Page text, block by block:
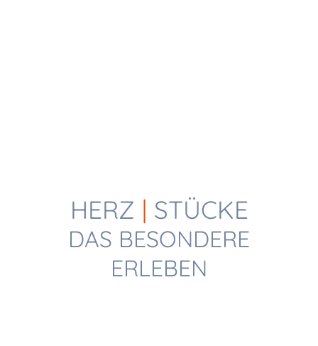
HERZ | STÜCKE
DAS BESONDERE
ERLEBEN